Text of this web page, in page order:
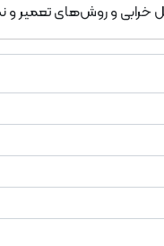
و روش‌های تعمیر و